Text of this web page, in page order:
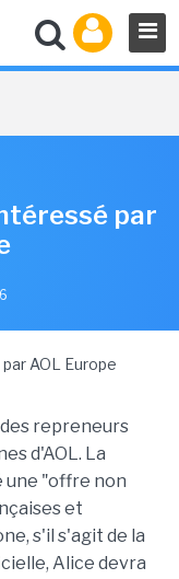
par
repreneurs
d'AOL. La
une "offre non
et
s'il s'agit de la
Alice devra